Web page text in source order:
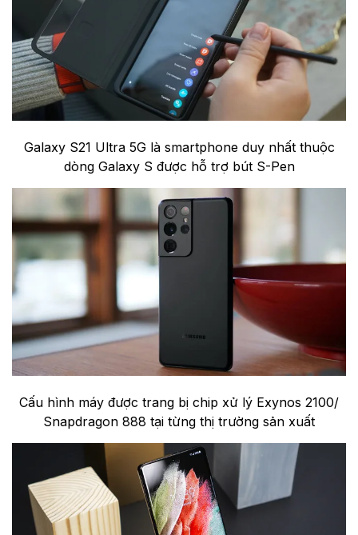
Galaxy S21 Ultra 5G là smartphone duy nhất thuộc
dòng Galaxy S được hỗ trợ bút S-Pen
Cấu hình máy được trang bị chip xử lý Exynos 2100/
Snapdragon 888 tại từng thị trường sản xuất